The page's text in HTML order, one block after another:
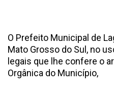
O Prefeito Municipal de
Mato Grosso do Sul, no
legais que lhe confere o
Orgânica do Município,